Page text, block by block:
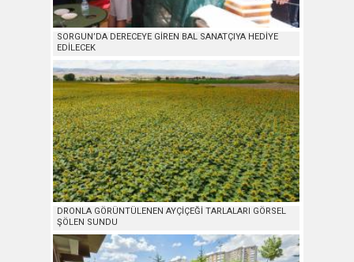
SORGUN’DA DERECEYE GİREN BAL SANATÇIYA HEDİYE
EDİLECEK
DRONLA GÖRÜNTÜLENEN AYÇİÇEĞİ TARLALARI GÖRSEL
ŞÖLEN SUNDU